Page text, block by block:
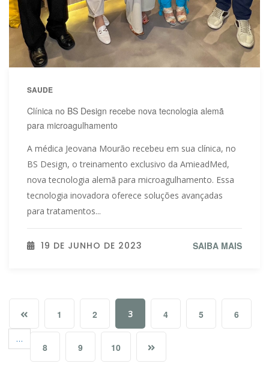
SAUDE
Clínica no BS Design recebe nova tecnologia alemã
para microagulhamento
A médica Jeovana Mourão recebeu em sua clínica, no
BS Design, o treinamento exclusivo da AmieadMed,
nova tecnologia alemã para microagulhamento. Essa
tecnologia inovadora oferece soluções avançadas
para tratamentos...
19 DE JUNHO DE 2023 SAIBA MAIS
1 2 3 4 5 6
…
8 9 10